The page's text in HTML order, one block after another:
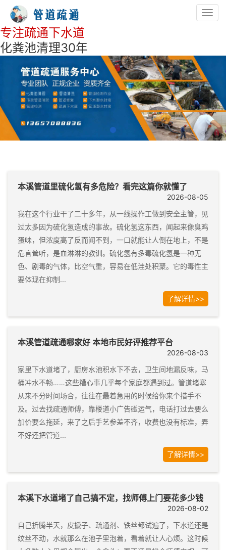
专注疏通下水道
化粪池清理30年
本溪管道里硫化氢有多危险？看完这篇你就懂了
2026-08-05
我在这个行业干了二十多年，从一线操作工做到安全主管，见
过太多因为硫化氢造成的事故。硫化氢这东西，闻起来像臭鸡
蛋味，但浓度高了反而闻不到，一口就能让人倒在地上，不是
危言耸听，是血淋淋的教训。硫化氢有多毒硫化氢是一种无
色、剧毒的气体，比空气重，容易在低洼处积聚。它的毒性主
要体现在抑制...
了解详情>>
本溪管道疏通哪家好 本地市民好评推荐平台
2026-08-03
家里下水道堵了，厨房水池积水下不去，卫生间地漏反味，马
桶冲水不畅……这些糟心事几乎每个家庭都遇到过。管道堵塞
从来不分时间场合，往往在最着急用的时候给你来个措手不
及。过去找疏通师傅，靠楼道小广告碰运气，电话打过去要么
加价要么拖延，来了之后手艺参差不齐，收费也没有标准，弄
不好还把管道...
了解详情>>
本溪下水道堵了自己搞不定，找师傅上门要花多少钱
2026-08-02
自己折腾半天，皮搋子、疏通剂、铁丝都试遍了，下水道还是
纹丝不动，水就那么在池子里泡着，看着就让人心烦。这时候